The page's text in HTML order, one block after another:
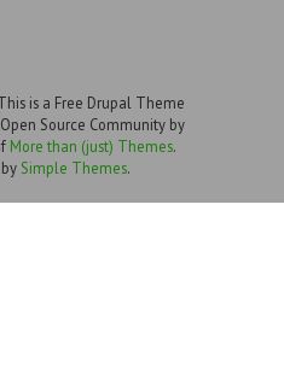
is a Free Drupal Theme
Source Community by
More than (just) Themes.
Simple Themes.